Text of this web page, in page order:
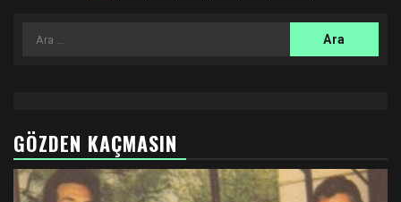
sayfalandırması
Arama:
GÖZDEN KAÇMASIN